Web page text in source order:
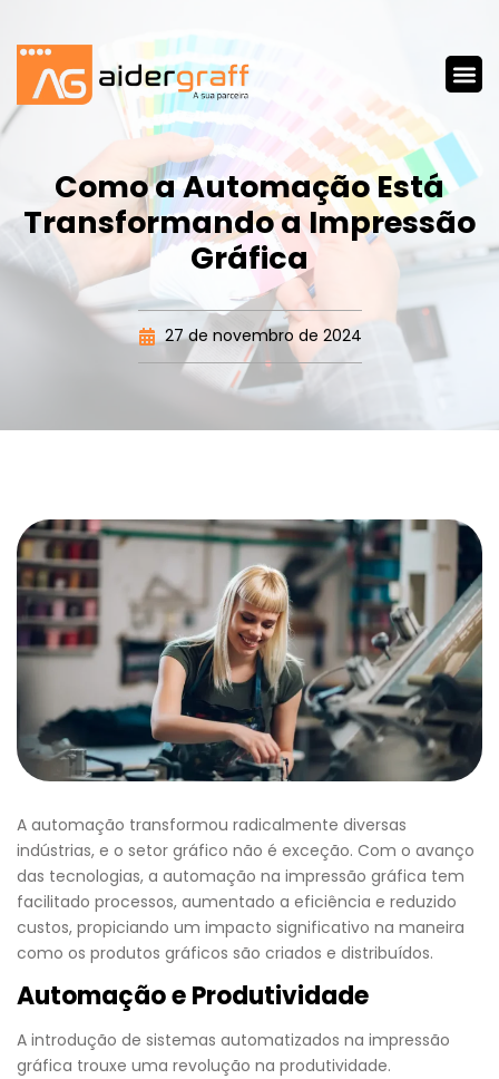
Como a Automação Está
Transformando a Impressão
Gráfica
27 de novembro de 2024
A automação transformou radicalmente diversas
indústrias, e o setor gráfico não é exceção. Com o avanço
das tecnologias, a automação na impressão gráfica tem
facilitado processos, aumentado a eficiência e reduzido
custos, propiciando um impacto significativo na maneira
como os produtos gráficos são criados e distribuídos.
Automação e Produtividade
A introdução de sistemas automatizados na impressão
gráfica trouxe uma revolução na produtividade.